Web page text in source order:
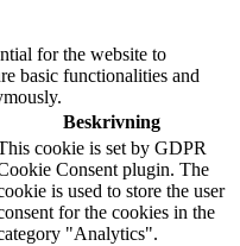
for the website to
basic functionalities and
Beskrivning
cookie is set by GDPR
Consent plugin. The
is used to store the user
for the cookies in the
"Analytics".